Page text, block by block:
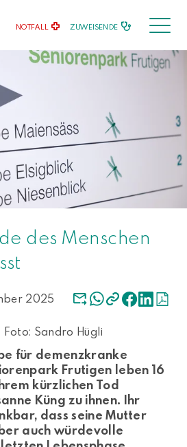
NOTFALL ZUWEISENDE
des Menschen
2025
Sandro Hügli
für demenzkranke
Frutigen leben 16
kürzlichen Tod
Küng zu ihnen. Ihr
dass seine Mutter
auch würdevolle